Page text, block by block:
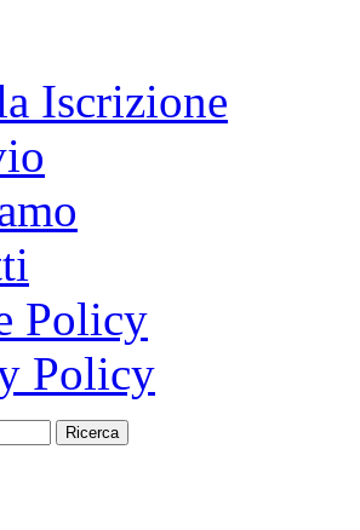
Iscrizione
Policy
Policy